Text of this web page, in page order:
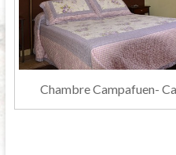
Chambre Campafuen-